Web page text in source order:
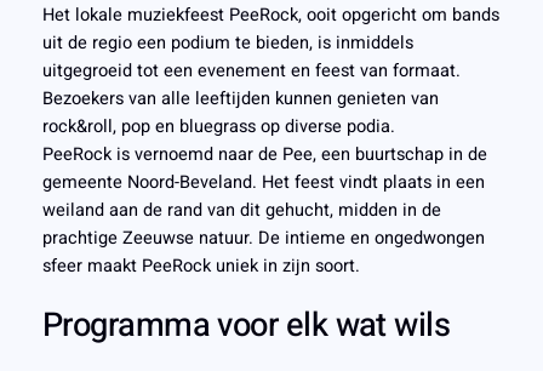
Het lokale muziekfeest PeeRock, ooit opgericht om bands
uit de regio een podium te bieden, is inmiddels
uitgegroeid tot een evenement en feest van formaat.
Bezoekers van alle leeftijden kunnen genieten van
rock&roll, pop en bluegrass op diverse podia.
PeeRock is vernoemd naar de Pee, een buurtschap in de
gemeente Noord-Beveland. Het feest vindt plaats in een
weiland aan de rand van dit gehucht, midden in de
prachtige Zeeuwse natuur. De intieme en ongedwongen
sfeer maakt PeeRock uniek in zijn soort.
Programma voor elk wat wils